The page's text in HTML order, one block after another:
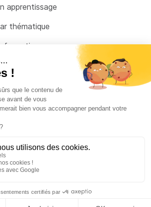
apprentissage
thématique
raccrocher
- par Via Compétences